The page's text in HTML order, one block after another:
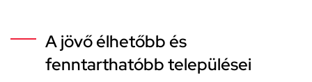
A jövő élhetőbb és
fenntarthatóbb települései